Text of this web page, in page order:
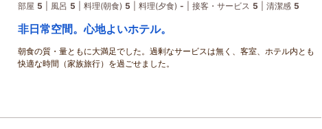
部屋 5 風呂 5 料理(朝食) 5 料理(夕食) - 接客・サービス 5 清潔感 5
非日常空間。心地よいホテル。
朝食の質・量ともに大満足でした。過剰なサービスは無く、客室、ホテル内とも
快適な時間（家族旅行）を過ごせました。